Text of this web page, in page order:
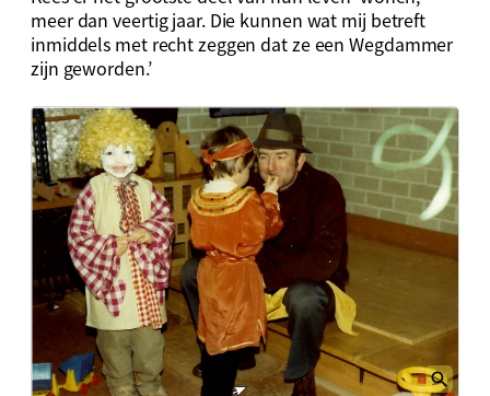
meer dan veertig jaar. Die kunnen wat mij betreft
inmiddels met recht zeggen dat ze een Wegdammer
zijn geworden.’